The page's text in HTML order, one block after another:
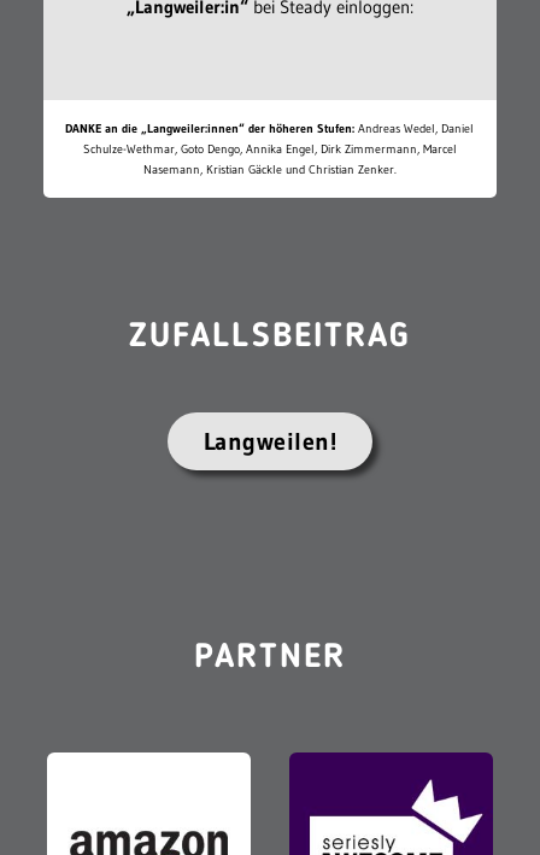
„Langweiler:in“bei Steady einloggen:
DANKE an die „Langweiler:innen“ der höheren Stufen: Andreas Wedel, Daniel
Schulze-Wethmar, Goto Dengo, Annika Engel, Dirk Zimmermann, Marcel
Nasemann, Kristian Gäckle und Christian Zenker.
ZUFALLSBEITRAG
Langweilen!
PARTNER